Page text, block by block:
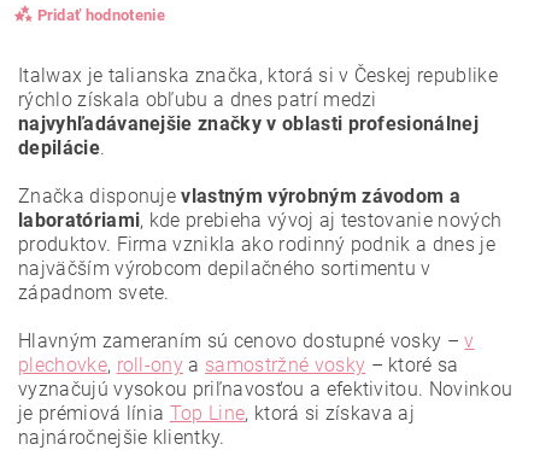
Pridať hodnotenie
Vložením hodnotenie súhlasíte spodmienkami ochrany
osobných údajov.
Italwax je talianska značka, ktorá si v Českej republike
rýchlo získala obľubu a dnes patrí medzi
najvyhľadávanejšie značky v oblasti profesionálnej
depilácie.
Značka disponujevlastným výrobným závodom a
laboratóriami, kde prebieha vývoj aj testovanie nových
produktov. Firma vznikla ako rodinný podnik a dnes je
najväčším výrobcom depilačného sortimentu v
západnom svete.
Hlavným zameraním sú cenovo dostupné vosky –v
plechovke, roll-ony a samostržné vosky – ktoré sa
vyznačujú vysokou priľnavosťou a efektivitou. Novinkou
je prémiová línia Top Line, ktorá si získava aj
najnáročnejšie klientky.